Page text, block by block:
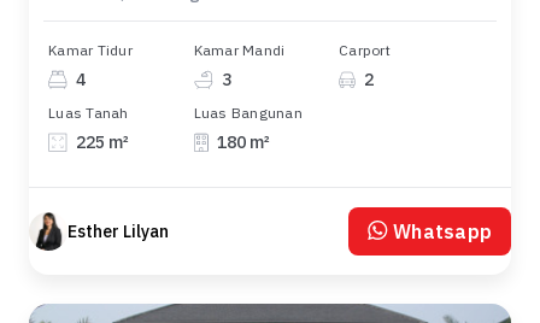
Kamar Tidur
4
Kamar Mandi
3
Carport
2
Luas Tanah
225 m²
Luas Bangunan
180 m²
Esther Lilyan Whatsapp